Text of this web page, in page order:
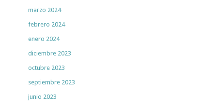
marzo 2024
febrero 2024
enero 2024
diciembre 2023
octubre 2023
septiembre 2023
junio 2023